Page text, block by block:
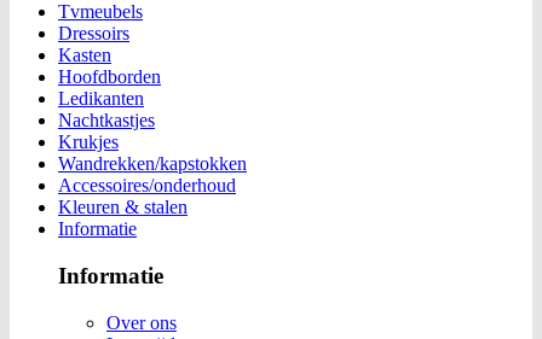
Tvmeubels
Dressoirs
Kasten
Hoofdborden
Ledikanten
Nachtkastjes
Krukjes
Wandrekken/kapstokken
Accessoires/onderhoud
Kleuren & stalen
Informatie
Informatie
Over ons